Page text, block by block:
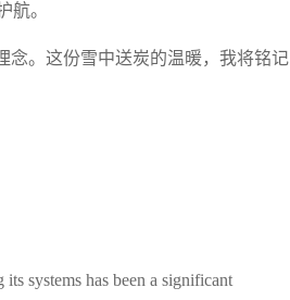
航。
念。这份雪中送炭的温暖，我将铭记
systems has been a significant